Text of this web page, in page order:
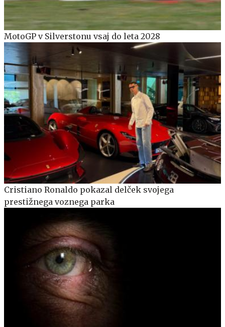
MotoGP v Silverstonu vsaj do leta 2028
Cristiano Ronaldo pokazal delček svojega
prestižnega voznega parka